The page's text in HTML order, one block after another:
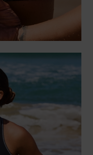
néoprène
Accessoires
Chaussures